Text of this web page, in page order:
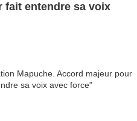
fait entendre sa voix